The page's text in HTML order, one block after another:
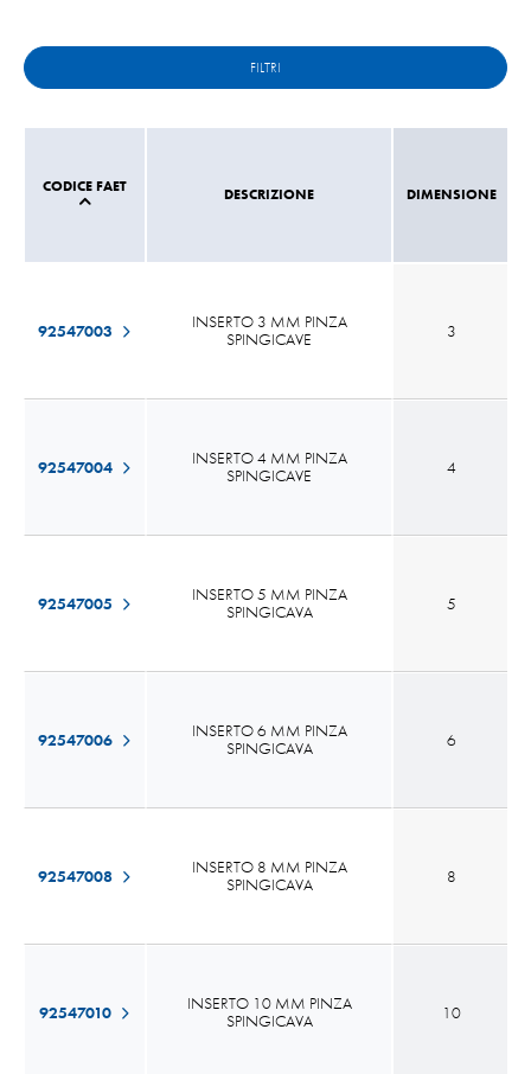
FILTRI
CODICE FAET DESCRIZIONE
92547003
INSERTO 3 MM PINZA
SPINGICAVE
92547004
INSERTO 4 MM PINZA
SPINGICAVE
92547005
INSERTO 5 MM PINZA
SPINGICAVA
92547006
INSERTO 6 MM PINZA
SPINGICAVA
92547008
INSERTO 8 MM PINZA
SPINGICAVA
92547010
INSERTO 10 MM PINZA
SPINGICAVA
DIMENSIONE
3
4
5
6
8
10